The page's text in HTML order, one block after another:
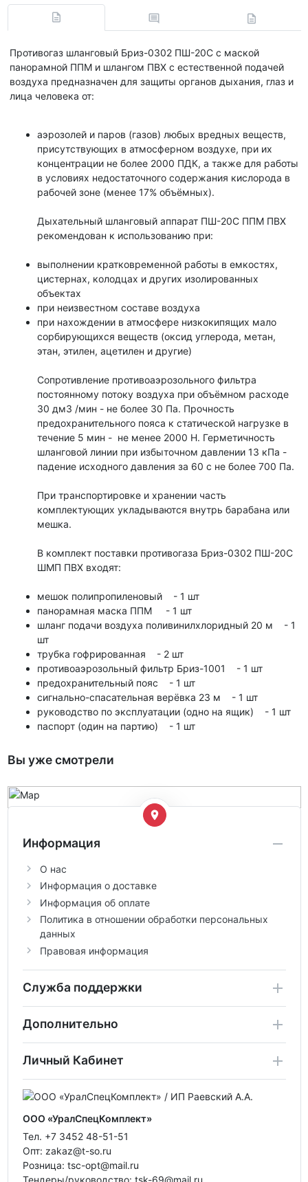
Противогаз шланговый Бриз-0302 ПШ-20С с маской
панорамной ППМ и шлангом ПВХ с естественной подачей
воздуха предназначен для защиты органов дыхания, глаз и
лица человека от:
аэрозолей и паров (газов) любых вредных веществ,
присутствующих в атмосферном воздухе, при их
концентрации не более 2000 ПДК, а также для работы
в условиях недостаточного содержания кислорода в
рабочей зоне (менее 17% объёмных).
Дыхательный шланговый аппарат ПШ-20С ППМ ПВХ
рекомендован к использованию при:
выполнении кратковременной работы в емкостях,
цистернах, колодцах и других изолированных
объектах
при неизвестном составе воздуха
при нахождении в атмосфере низкокипящих мало
сорбирующихся веществ (оксид углерода, метан,
этан, этилен, ацетилен и другие)
Сопротивление противоаэрозольного фильтра
постоянному потоку воздуха при объёмном расходе
30 дм3 /мин - не более 30 Па. Прочность
предохранительного пояса к статической нагрузке в
течение 5 мин - не менее 2000 Н. Герметичность
шланговой линии при избыточном давлении 13 кПа -
падение исходного давления за 60 с не более 700 Па.
При транспортировке и хранении часть
комплектующих укладываются внутрь барабана или
мешка.
В комплект поставки противогаза Бриз-0302 ПШ-20С
ШМП ПВХ входят:
мешок полипропиленовый - 1 шт
панорамная маска ППМ - 1 шт
шланг подачи воздуха поливинилхлоридный 20 м - 1
шт
трубка гофрированная - 2 шт
противоаэрозольный фильтр Бриз-1001 - 1 шт
предохранительный пояс - 1 шт
сигнально-спасательная верёвка 23 м - 1 шт
руководство по эксплуатации (одно на ящик) - 1 шт
паспорт (один на партию) - 1 шт
Вы уже смотрели
Информация
О нас
Информация о доставке
Информация об оплате
Политика в отношении обработки персональных
данных
Правовая информация
Служба поддержки
Дополнительно
Личный Кабинет
ООО «УралСпецКомплект»
Тел. +7 3452 48-51-51
Опт: zakaz@t-so.ru
Розница: tsc-opt@mail.ru